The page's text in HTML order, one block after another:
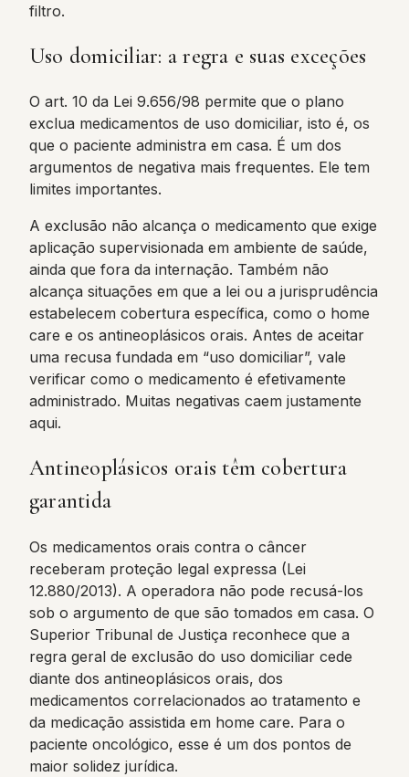
filtro.
Uso domiciliar: a regra e suas exceções
O art. 10 da Lei 9.656/98 permite que o plano
exclua medicamentos de uso domiciliar, isto é, os
que o paciente administra em casa. É um dos
argumentos de negativa mais frequentes. Ele tem
limites importantes.
A exclusão não alcança o medicamento que exige
aplicação supervisionada em ambiente de saúde,
ainda que fora da internação. Também não
alcança situações em que a lei ou a jurisprudência
estabelecem cobertura específica, como o home
care e os antineoplásicos orais. Antes de aceitar
uma recusa fundada em “uso domiciliar”, vale
verificar como o medicamento é efetivamente
administrado. Muitas negativas caem justamente
aqui.
Antineoplásicos orais têm cobertura
garantida
Os medicamentos orais contra o câncer
receberam proteção legal expressa (Lei
12.880/2013). A operadora não pode recusá-los
sob o argumento de que são tomados em casa. O
Superior Tribunal de Justiça reconhece que a
regra geral de exclusão do uso domiciliar cede
diante dos antineoplásicos orais, dos
medicamentos correlacionados ao tratamento e
da medicação assistida em home care. Para o
paciente oncológico, esse é um dos pontos de
maior solidez jurídica.